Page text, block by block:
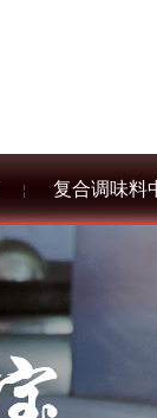
复合调味料